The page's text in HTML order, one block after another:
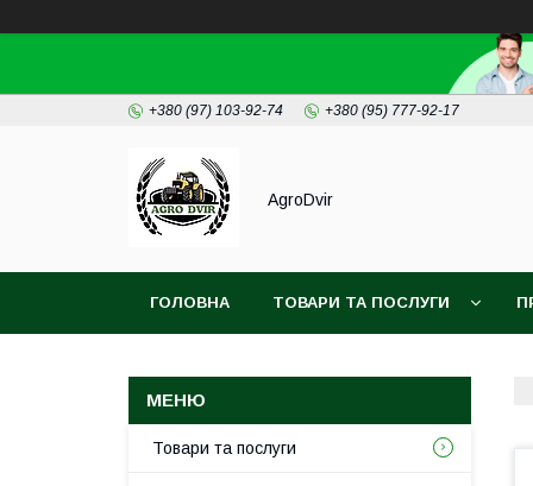
+380 (97) 103-92-74 +380 (95) 777-92-17
AgroDvir
ГОЛОВНА ТОВАРИ ТА ПОСЛУГИ
Товари та послуги